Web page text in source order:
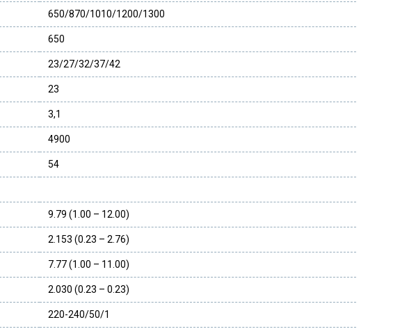
650/870/1010/1200/1300
650
23/27/32/37/42
23
3,1
4900
54
9.79 (1.00 – 12.00)
2.153 (0.23 – 2.76)
7.77 (1.00 – 11.00)
2.030 (0.23 – 0.23)
220-240/50/1